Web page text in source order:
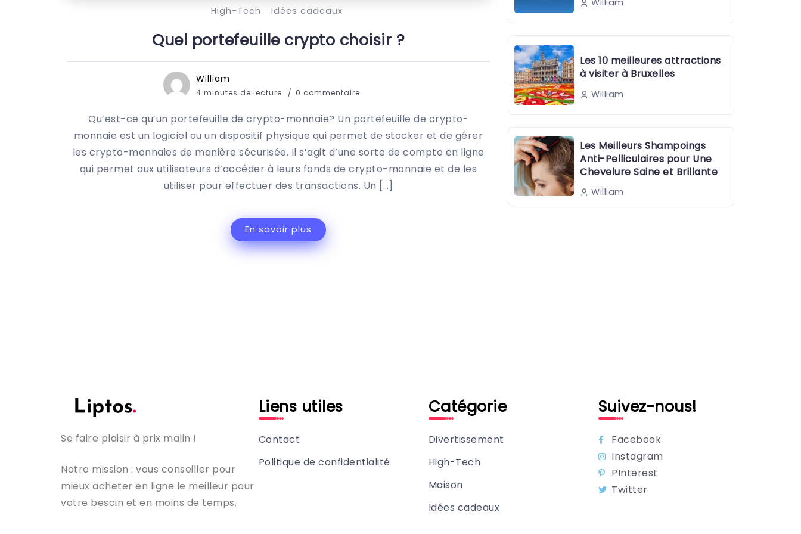
High-Tech Idées cadeaux
Quel portefeuille crypto choisir ?
William
4 minutes de lecture 0 commentaire
Qu’est-ce qu’un portefeuille de crypto-monnaie? Un portefeuille de crypto-
monnaie est un logiciel ou un dispositif physique qui permet de stocker et de gérer
les crypto-monnaies de manière sécurisée. Il s’agit d’une sorte de compte en ligne
qui permet aux utilisateurs d’accéder à leurs fonds de crypto-monnaie et de les
utiliser pour effectuer des transactions. Un […]
En savoir plus
William
Les 10 meilleures attractions
à visiter à Bruxelles
William
Les Meilleurs Shampoings
Anti-Pelliculaires pour Une
Chevelure Saine et Brillante
William
Se faire plaisir à prix malin !
Notre mission : vous conseiller pour
mieux acheter en ligne le meilleur pour
votre besoin et en moins de temps.
Liens utiles
Contact
Politique de confidentialité
Catégorie
Divertissement
High-Tech
Maison
Idées cadeaux
Suivez-nous!
Facebook
Instagram
PInterest
Twitter